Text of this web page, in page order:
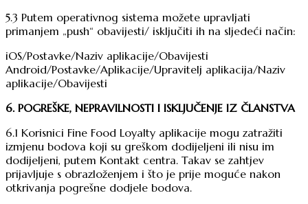
5.3 Putem operativnog sistema možete upravljati
primanjem „push“ obavijesti/ isključiti ih na sljedeći način:
iOS/Postavke/Naziv aplikacije/Obavijesti
Android/Postavke/Aplikacije/Upravitelj aplikacija/Naziv
aplikacije/Obavijesti
6. POGREŠKE, NEPRAVILNOSTI I ISKLJUČENJE IZ ČLANSTVA
6.1 Korisnici Fine Food Loyalty aplikacije mogu zatražiti
izmjenu bodova koji su greškom dodijeljeni ili nisu im
dodijeljeni, putem Kontakt centra. Takav se zahtjev
prijavljuje s obrazloženjem i što je prije moguće nakon
otkrivanja pogrešne dodjele bodova.